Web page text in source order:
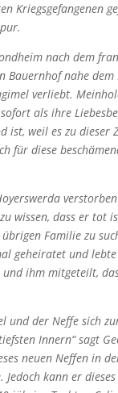
Kriegsgefangenen
nach dem
nahe dem
verliebt.
als ihre
ist, weil es zu dieser
für diese
wissen, dass er tot
Familie zu
geheiratet und
ihm mitgeteilt,
und der Neffe sich
Innern“ sagt
neuen Neffen in
kann er